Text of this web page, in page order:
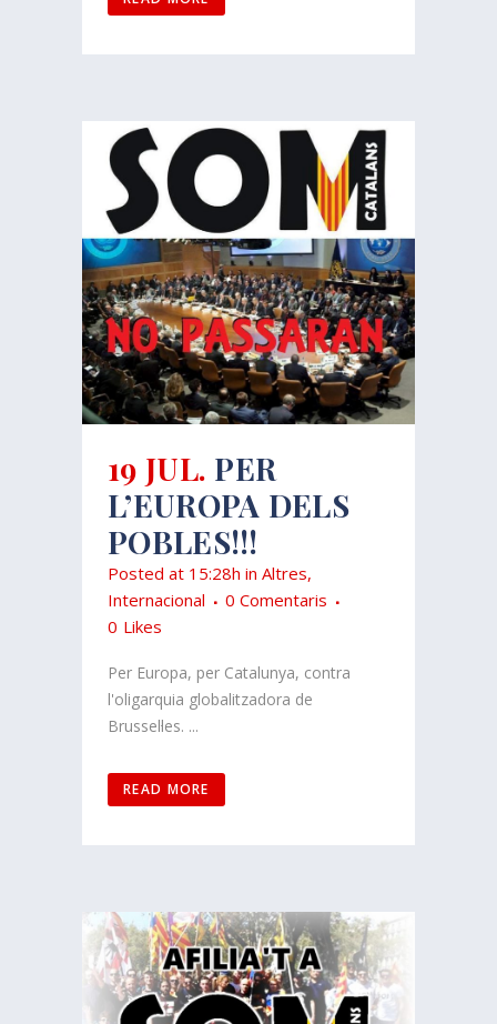
19 JUL. PER
L’EUROPA DELS
POBLES!!!
Posted at 15:28h in Altres,
Internacional
0 Comentaris
0 Likes
Per Europa, per Catalunya, contra
l'oligarquia globalitzadora de
Brussel·les. ...
READ MORE